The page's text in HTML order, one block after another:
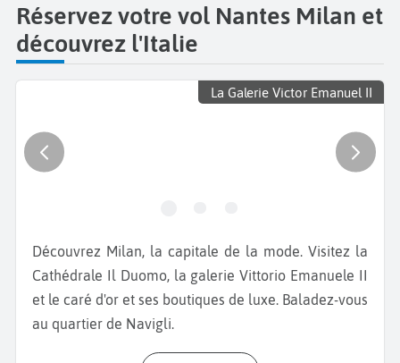
Réservez votre vol Nantes Milan et
découvrez l'Italie
La Galerie Victor Emanuel II
Découvrez Milan, la capitale de la mode. Visitez la
Cathédrale Il Duomo, la galerie Vittorio Emanuele II
et le caré d'or et ses boutiques de luxe. Baladez-vous
au quartier de Navigli.